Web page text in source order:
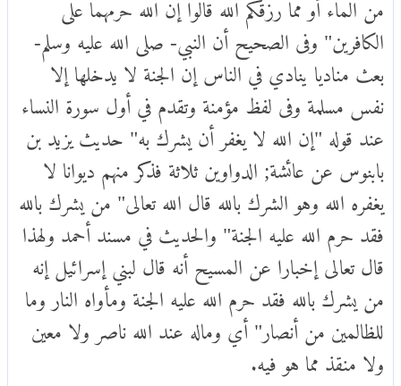
الكافرين" وفى الصحيح أن النبي- صلى الله عليه وسلم-
بعث مناديا ينادي في الناس إن الجنة لا يدخلها إلا
نفس مسلمة وفى لفظ مؤمنة وتقدم في أول سورة النساء
عند قوله "إن الله لا يغفر أن يشرك به" حديث يزيد بن
بابنوس عن عائشة; الدواوين ثلاثة فذكر منهم ديوانا لا
يغفره الله وهو الشرك بالله قال الله تعالى" من يشرك بالله
فقد حرم الله عليه الجنة" والحديث في مسند أحمد ولهذا
قال تعالى إخبارا عن المسيح أنه قال لبني إسرائيل إنه
من يشرك بالله فقد حرم الله عليه الجنة ومأواه النار وما
للظالمين من أنصار" أي وماله عند الله ناصر ولا معين
ولا منقذ مما هو فيه.